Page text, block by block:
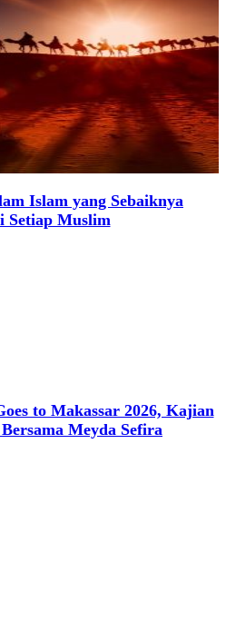
Islam yang Sebaiknya
Setiap Muslim
to Makassar 2026, Kajian
Meyda Sefira